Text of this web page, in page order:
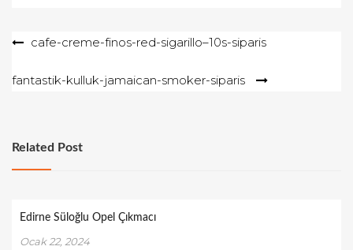
Yazıcafe-creme-finos-red-sigarillo–10s-siparis
fantastik-kulluk-jamaican-smoker-siparis
Related Post
Edirne Süloğlu Opel Çıkmacı
Ocak 22, 2024